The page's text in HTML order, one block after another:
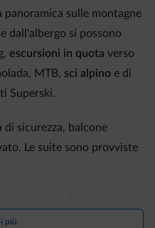
panoramica sulle montagne
dall'albergo si possono
escursioni in quota verso
MTB, sci alpino e di
Superski.
di sicurezza, balcone
Le suite sono provviste
celiaci e internazionali con
più